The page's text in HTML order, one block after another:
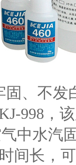
固、不
998，
中水汽
间长，